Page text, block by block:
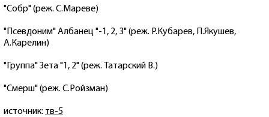
"Собр" (реж. С.Мареве)
"Псевдоним" Албанец "-1, 2, 3" (реж. Р.Кубарев, П.Якушев,
А.Карелин)
"Группа" Зета "1, 2" (реж. Татарский В.)
"Смерш" (реж. С.Ройзман)
источник: тв-5